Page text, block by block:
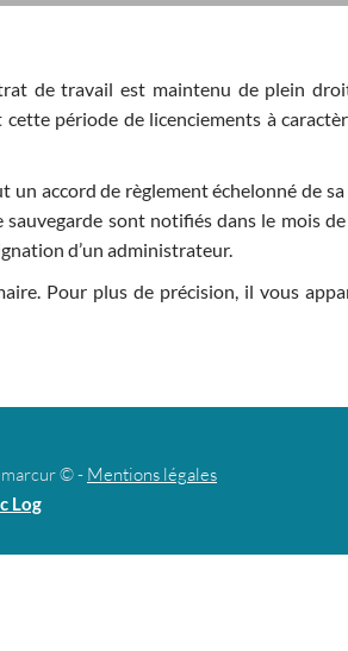
de travail est maintenu de plein
période de licenciements à
un accord de règlement échelonné de
sont notifiés dans le mois
d’un administrateur.
Pour plus de précision, il vous
© - Mentions légales
Log